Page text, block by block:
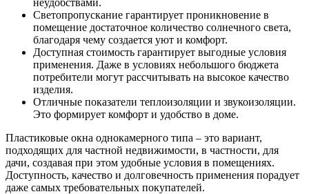
Светопропускание гарантирует проникновение в
помещение достаточное количество солнечного света,
благодаря чему создается уют и комфорт.
Доступная стоимость гарантирует выгодные условия
применения. Даже в условиях небольшого бюджета
потребители могут рассчитывать на высокое качество
изделия.
Отличные показатели теплоизоляции и звукоизоляции.
Это формирует комфорт и удобство в доме.
Пластиковые окна однокамерного типа – это вариант,
подходящих для частной недвижимости, в частности, для
дачи, создавая при этом удобные условия в помещениях.
Доступность, качество и долговечность применения порадует
даже самых требовательных покупателей.